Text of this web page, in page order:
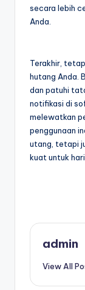
secara lebih
Anda.
Terakhir,
hutang Anda.
dan patuhi
notifikasi di
melewatkan
penggunaan
utang, tetapi
kuat untuk hari
admin
View All